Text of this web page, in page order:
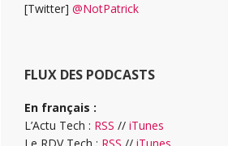
[Twitter] @NotPatrick
FLUX DES PODCASTS
En français :
L’Actu Tech : RSS // iTunes